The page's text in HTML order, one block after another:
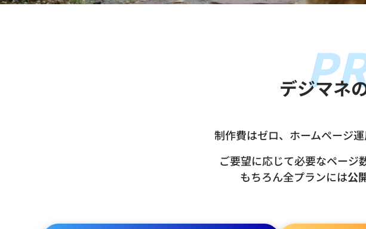
デジマネ
制作費はゼロ、ホームページ
ご要望に応じて必要なページ
もちろん全プランには公